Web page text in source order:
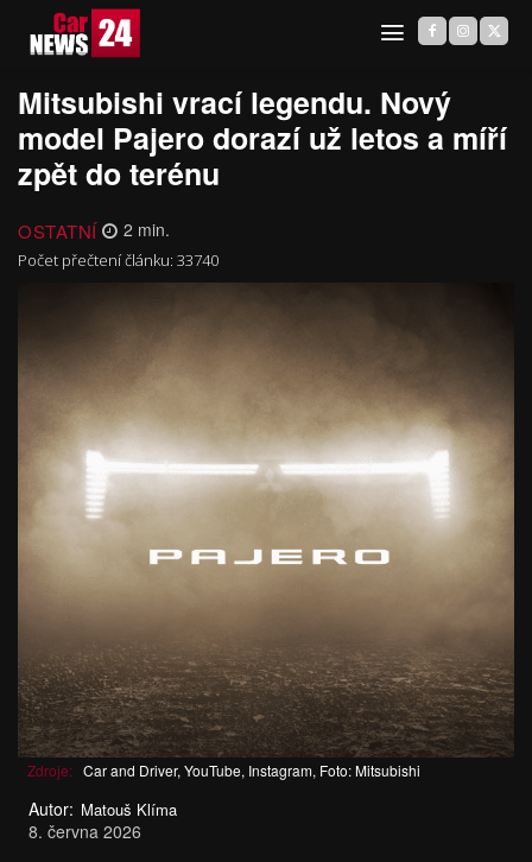
Mitsubishi vrací legendu. Nový
model Pajero dorazí už letos a míří
zpět do terénu
OSTATNÍ 2 min.
Počet přečtení článku: 33740
Zdroje: Car and Driver, YouTube, Instagram, Foto: Mitsubishi
Autor: Matouš Klíma
8. června 2026